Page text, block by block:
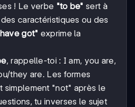
! Le verbe "to be" sert à
caractéristiques ou des
got" exprime la
, rappelle-toi : I am, you are,
they are. Les formes
simplement "not" après le
tu inverses le sujet